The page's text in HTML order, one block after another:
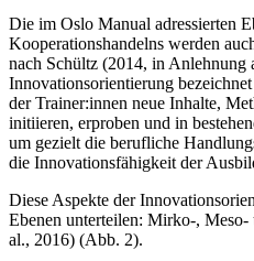
Die im Oslo Manual adressierten
Kooperationshandelns werden
nach Schültz (2014, in Anlehnung
Innovationsorientierung
der Trainer:innen neue Inhalte,
initiieren, erproben und in
um gezielt die berufliche
die Innovationsfähigkeit der
Diese Aspekte der
Ebenen unterteilen: Mirko-,
al., 2016) (Abb. 2).